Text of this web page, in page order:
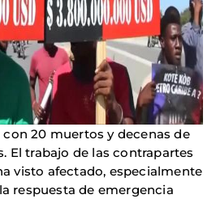
con 20 muertos y decenas de
El trabajo de las contrapartes
visto afectado, especialmente
respuesta de emergencia